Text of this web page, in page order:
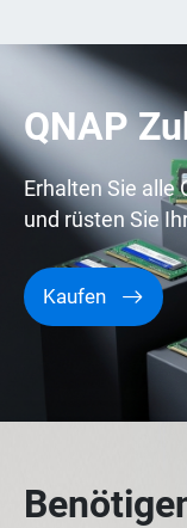
QNAP
Erhalten Sie alle
und rüsten Sie
Kaufen